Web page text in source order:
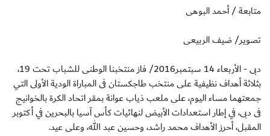
متابعة / أحمد البوهى
تصوير/ ضيف الربيعى
دبى - الأربعاء 14 سبتمبر2016/ فاز منتخبنا الوطنى للشباب تحت 19،
بثلاثة أهداف نظيفية على منتخب طاجكستان فى المباراة الودية الأولى التي
جمعتهما مساء اليوم، على ملعب ذياب عوانة بمقر اتحاد الكرة بالخوانيج
فى دبى، في إطار استعدادات الأبيض لنهائيات كأس آسيا بالبحرين في أكتوبر
المقبل، أحرز الأهداف محمد راشد، وحسين عبد الله، وعلى عيد.